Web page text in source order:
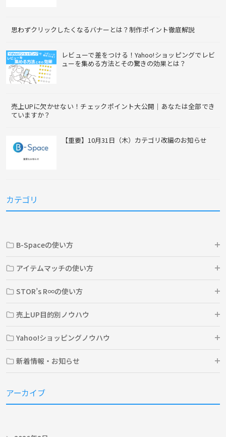
思わずクリックしたくなるバナーとは？制作ポイント徹底解説
レビューで差をつける！Yahoo!ショッピングでレビ
ューを集める方法とその驚きの効果とは？
売上UPに欠かせない！チェックポイント大公開｜あなたは全部でき
ていますか？
【重要】10月31日（木）カテゴリ改編のお知らせ
カテゴリ
B-Spaceの使い方
アイテムマッチの使い方
STOR’s R∞の使い方
売上UP目的別ノウハウ
Yahoo!ショッピングノウハウ
新着情報・お知らせ
アーカイブ